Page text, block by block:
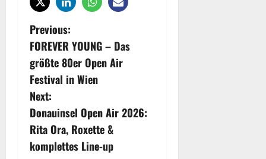
P
o
s
t
n
Previous:
FOREVER YOUNG – Das
größte 80er Open Air
Festival in Wien
Next:
Donauinsel Open Air 2026:
Rita Ora, Roxette &
komplettes Line-up